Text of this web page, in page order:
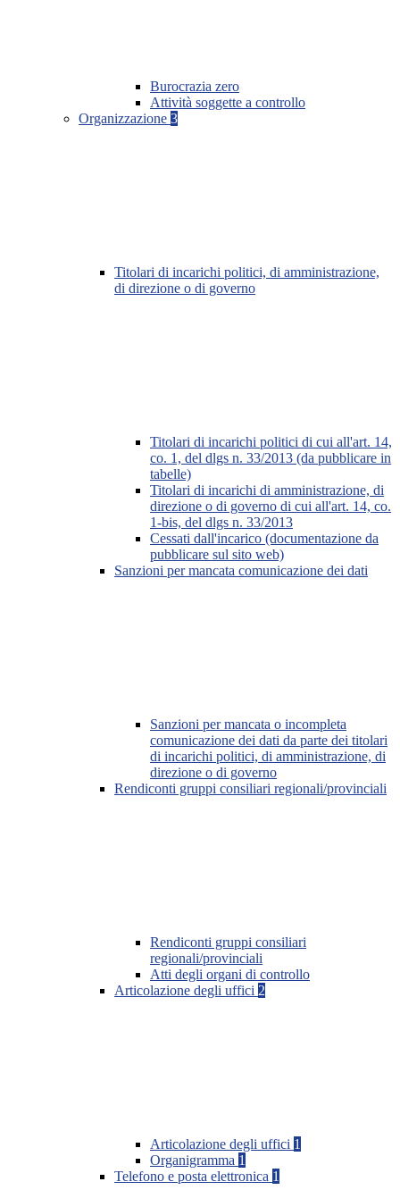
Burocrazia zero
Attività soggette a controllo
Organizzazione 3
Titolari di incarichi politici, di amministrazione,
di direzione o di governo
Titolari di incarichi politici di cui all'art. 14,
co. 1, del dlgs n. 33/2013 (da pubblicare in
tabelle)
Titolari di incarichi di amministrazione, di
direzione o di governo di cui all'art. 14, co.
1-bis, del dlgs n. 33/2013
Cessati dall'incarico (documentazione da
pubblicare sul sito web)
Sanzioni per mancata comunicazione dei dati
Sanzioni per mancata o incompleta
comunicazione dei dati da parte dei titolari
di incarichi politici, di amministrazione, di
direzione o di governo
Rendiconti gruppi consiliari regionali/provinciali
Rendiconti gruppi consiliari
regionali/provinciali
Atti degli organi di controllo
Articolazione degli uffici 2
Articolazione degli uffici 1
Organigramma 1
Telefono e posta elettronica 1